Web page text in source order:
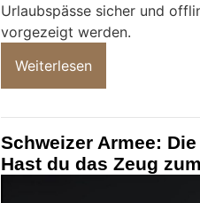
Urlaubspässe sicher und
vorgezeigt werden.
Weiterlesen
Schweizer Armee:
Hast du das Zeug